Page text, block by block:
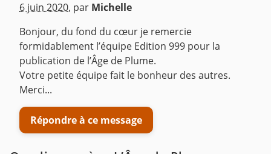
6 juin 2020, par Michelle
Bonjour, du fond du cœur je remercie
formidablement l’équipe Edition 999 pour la
publication de l’Âge de Plume.
Votre petite équipe fait le bonheur des autres.
Merci...
Répondre à ce message